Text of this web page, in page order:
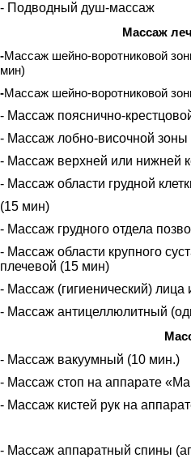
- Подводный душ-массаж
Массаж
-Массаж шейно-воротниковой
мин)
-Массаж шейно-воротниковой
- Массаж пояснично-
- Массаж лобно-височной
- Массаж верхней или нижней
- Массаж области грудной
(15 мин)
- Массаж грудного отдела
- Массаж области крупного
плечевой (15 мин)
- Массаж (гигиенический)
- Массаж антицеллюлитный
- Массаж вакуумный (10 мин.)
- Массаж стоп на аппарате
- Массаж кистей рук на
- Массаж аппаратный спины